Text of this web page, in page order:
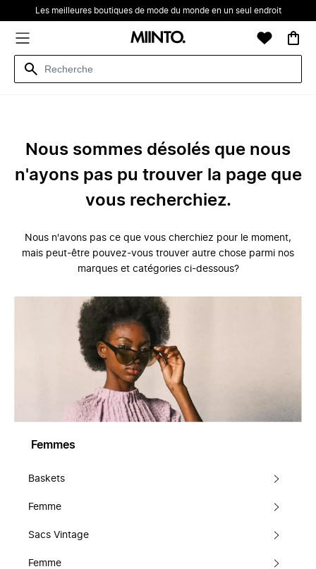
Les meilleures boutiques de mode du monde en un seul endroit
Nous sommes désolés que nous
n'ayons pas pu trouver la page que
vous recherchiez.
Nous n'avons pas ce que vous cherchiez pour le moment,
mais peut-être pouvez-vous trouver autre chose parmi nos
marques et catégories ci-dessous?
Femmes
Baskets
Femme
Sacs Vintage
Femme